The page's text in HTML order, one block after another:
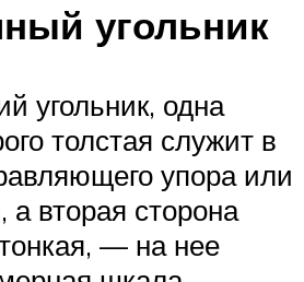
угольник
угольник, одна
толстая служит в
упора или
а вторая сторона
— на нее